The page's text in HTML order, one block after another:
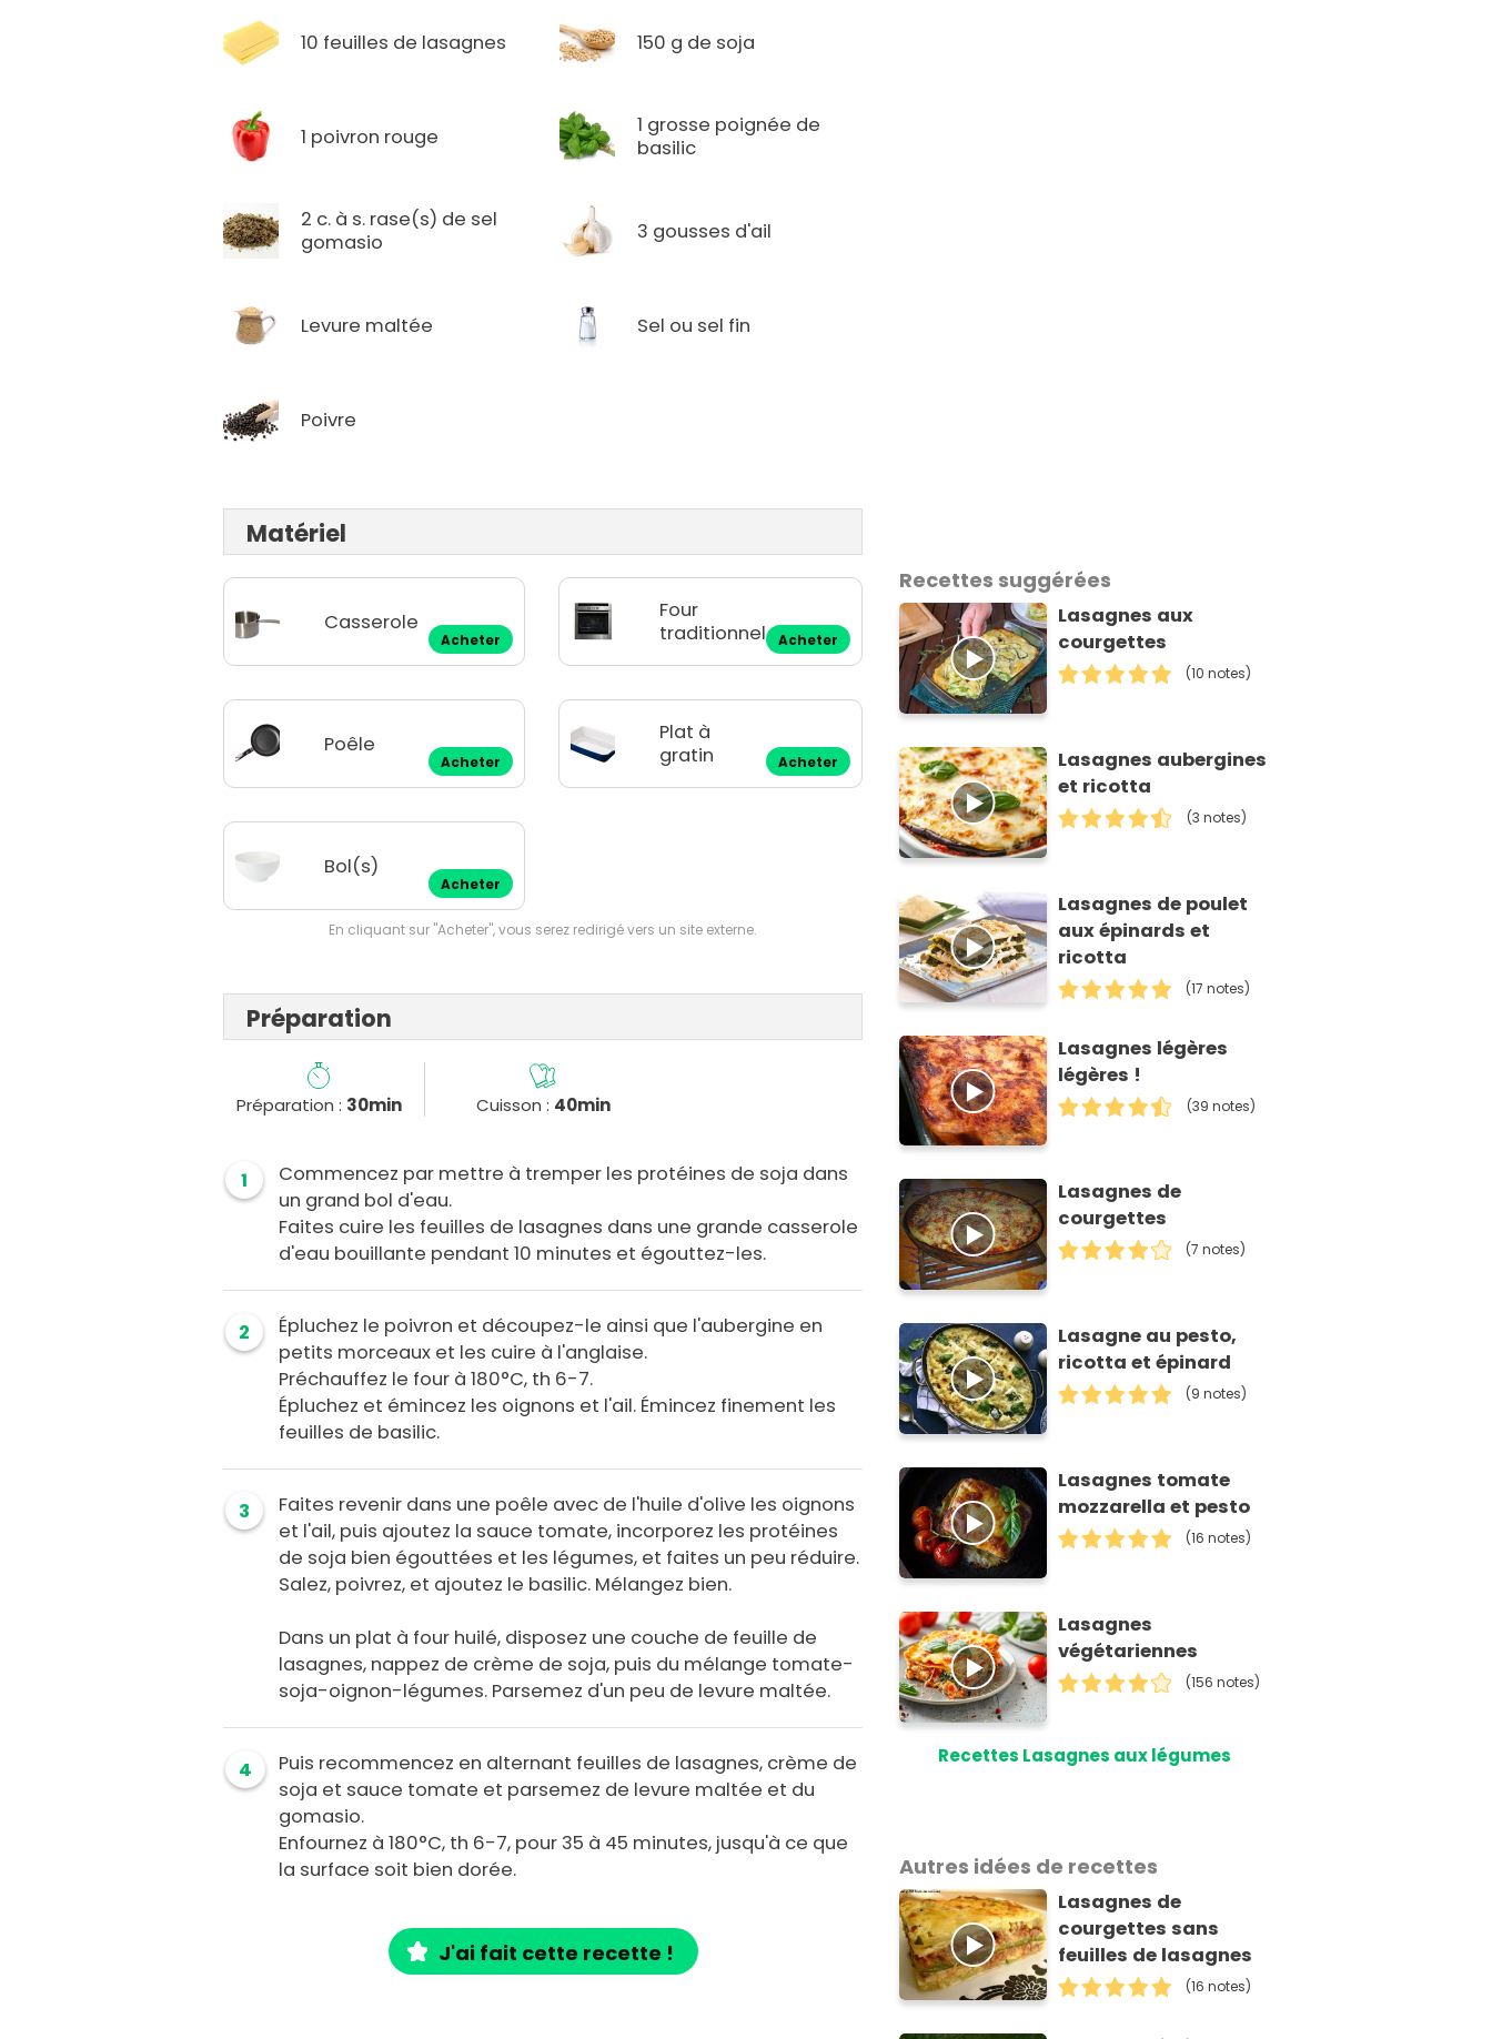
10 feuilles de lasagnes 150 g de soja
1 poivron rouge
1 grosse poignée de
basilic
2 c. à s. rase(s) de sel
gomasio
3 gousses d'ail
Levure maltée Sel ou sel fin
Poivre
Matériel
Casserole
Acheter
Four
traditionnel
Acheter
Poêle
Acheter
Plat à
gratin
Acheter
Bol(s)
Acheter
En cliquant sur "Acheter", vous serez redirigé vers un site externe.
Préparation
Préparation : 30min Cuisson : 40min
1
Commencez par mettre à tremper les protéines de soja dans
un grand bol d'eau.
Faites cuire les feuilles de lasagnes dans une grande casserole
d'eau bouillante pendant 10 minutes et égouttez-les.
2
Épluchez le poivron et découpez-le ainsi que l'aubergine en
petits morceaux et les cuire à l'anglaise.
Préchauffez le four à 180°C, th 6-7.
Épluchez et émincez les oignons et l'ail. Émincez finement les
feuilles de basilic.
3
Faites revenir dans une poêle avec de l'huile d'olive les oignons
et l'ail, puis ajoutez la sauce tomate, incorporez les protéines
de soja bien égouttées et les légumes, et faites un peu réduire.
Salez, poivrez, et ajoutez le basilic. Mélangez bien.
Dans un plat à four huilé, disposez une couche de feuille de
lasagnes, nappez de crème de soja, puis du mélange tomate-
soja-oignon-légumes. Parsemez d'un peu de levure maltée.
4
Puis recommencez en alternant feuilles de lasagnes, crème de
soja et sauce tomate et parsemez de levure maltée et du
gomasio.
Enfournez à 180°C, th 6-7, pour 35 à 45 minutes, jusqu'à ce que
la surface soit bien dorée.
J'ai fait cette recette !
Recettes suggérées
Lasagnes aux
courgettes
(10 notes)
Lasagnes aubergines
et ricotta
(3 notes)
Lasagnes de poulet
aux épinards et
ricotta
(17 notes)
Lasagnes légères
légères !
(39 notes)
Lasagnes de
courgettes
(7 notes)
Lasagne au pesto,
ricotta et épinard
(9 notes)
Lasagnes tomate
mozzarella et pesto
(16 notes)
Lasagnes
végétariennes
(156 notes)
Recettes Lasagnes aux légumes
Autres idées de recettes
Lasagnes de
courgettes sans
feuilles de lasagnes
(16 notes)